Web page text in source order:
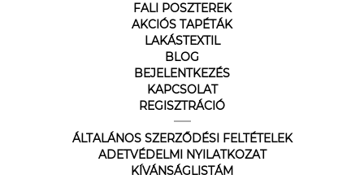
FALI POSZTEREK
AKCIÓS TAPÉTÁK
LAKÁSTEXTIL
BLOG
BEJELENTKEZÉS
KAPCSOLAT
REGISZTRÁCIÓ
ÁLTALÁNOS SZERZŐDÉSI FELTÉTELEK
ADETVÉDELMI NYILATKOZAT
KÍVÁNSÁGLISTÁM